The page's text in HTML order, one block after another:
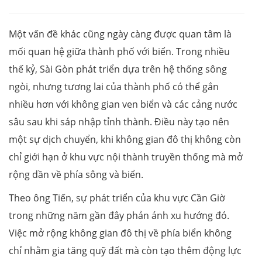
Một vấn đề khác cũng ngày càng được quan tâm là
mối quan hệ giữa thành phố với biển. Trong nhiều
thế kỷ, Sài Gòn phát triển dựa trên hệ thống sông
ngòi, nhưng tương lai của thành phố có thể gắn
nhiều hơn với không gian ven biển và các cảng nước
sâu sau khi sáp nhập tỉnh thành. Điều này tạo nên
một sự dịch chuyển, khi không gian đô thị không còn
chỉ giới hạn ở khu vực nội thành truyền thống mà mở
rộng dần về phía sông và biển.
Theo ông Tiến, sự phát triển của khu vực Cần Giờ
trong những năm gần đây phản ánh xu hướng đó.
Việc mở rộng không gian đô thị về phía biển không
chỉ nhằm gia tăng quỹ đất mà còn tạo thêm động lực